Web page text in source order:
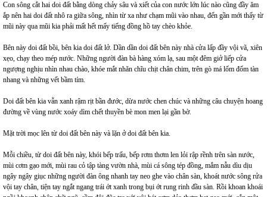
Con sông cắt hai doi đất bằng dòng chảy sâu và xiết của con nước lớn lúc nào cũng đầy ăm
ắp nên hai doi đất nhô ra giữa sông, nhìn từ xa như chạm mũi vào nhau, đến gần mới thấy từ
mũi này qua mũi kia phải mất hết mấy tiếng đồng hồ tay chèo khỏe.
Bên này doi đất bồi, bên kia doi đất lở. Dần dần doi đất bên này nhà cửa lấp đầy vội vã, xiên
xẹo, chạy theo mép nước. Những người đàn bà hàng xóm lạ, sau một đêm giở liếp cửa
ngượng nghịu nhìn nhau chào, khóe mắt nhăn chĩu chịt chân chim, trên gò má lốm đốm tàn
nhang và những vết bầm tím.
Doi đất bên kia vẫn xanh rậm rịt bần đước, dừa nước chen chúc và những câu chuyện hoang
đường về vùng nước xoáy dìm chết thuyền bè mon men lại gần bờ.
Mặt trời mọc lên từ doi đất bên này và lặn ở doi đất bên kia.
Mỗi chiều, từ doi đất bên này, khói bếp trấu, bếp rơm thơm len lỏi rập rềnh trên sàn nước,
mùi cơm gạo mới, mùi rau cỏ tập tàng vườn nhà, mùi cá sông tép đồng, mắm nẫu dìu dịu
ngây ngây giục những người đàn ông nhanh tay neo ghe vào chân sàn, khoát nước sông rửa
vội tay chân, tiện tay ngắt ngang trái ớt xanh trong bụi ớt rung rinh đầu sàn. Rồi khoan khoái